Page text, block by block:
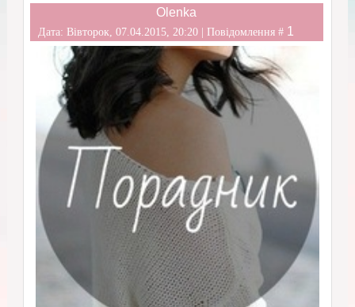
Olenka
Дата: Вівторок, 07.04.2015, 20:20 | Повідомлення # 1